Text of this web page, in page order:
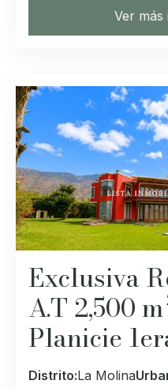
Ver
Exclusiva
A.T 2,500
Planicie
Distrito:La Molina